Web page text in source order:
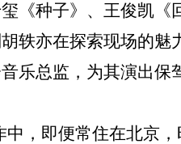
《种子》、王俊凯
轶亦在探索现场的
乐总监，为其演出
中，即便常住在北京